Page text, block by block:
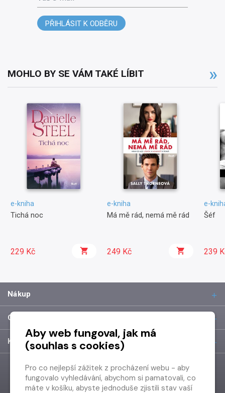
PŘIHLÁSIT K ODBĚRU
MOHLO BY SE VÁM TAKÉ LÍBIT
e-kniha
Tichá noc
229 Kč
e-kniha
Má mě rád, nemá mě rád
249 Kč
e-
Šéf
239
Nákup
O společnosti
Kontakt
Aby web fungoval, jak má
(souhlas s cookies)
Pro co nejlepší zážitek z procházení webu - aby
fungovalo vyhledávání, abychom si pamatovali, co
máte v košíku, abyste jednoduše zjistili stav vaší